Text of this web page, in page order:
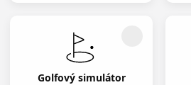
Golfový simulátor